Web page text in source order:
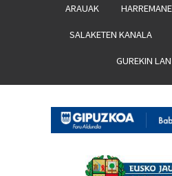
ARAUAK
SALAKETEN KANALA
GUREKIN